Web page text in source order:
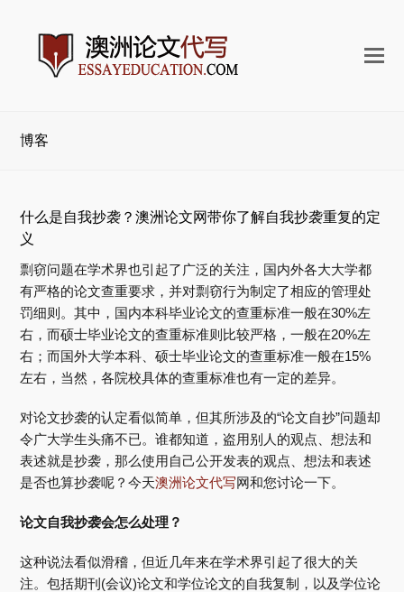
打
博客
什么是自我抄袭？澳洲论文网带你了解自我抄袭重复的定
义
剽窃问题在学术界也引起了广泛的关注，国内外各大大学都
有严格的论文查重要求，并对剽窃行为制定了相应的管理处
罚细则。其中，国内本科毕业论文的查重标准一般在30%左
右，而硕士毕业论文的查重标准则比较严格，一般在20%左
右；而国外大学本科、硕士毕业论文的查重标准一般在15%
左右，当然，各院校具体的查重标准也有一定的差异。
对论文抄袭的认定看似简单，但其所涉及的“论文自抄”问题却
令广大学生头痛不已。谁都知道，盗用别人的观点、想法和
表述就是抄袭，那么使用自己公开发表的观点、想法和表述
是否也算抄袭呢？今天澳洲论文代写网和您讨论一下。
论文自我抄袭会怎么处理？
这种说法看似滑稽，但近几年来在学术界引起了很大的关
注。包括期刊(会议)论文和学位论文的自我复制，以及学位论